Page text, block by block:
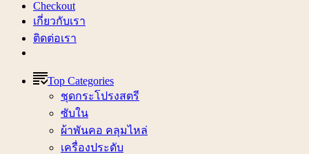
Checkout
เกี่ยวกับเรา
ติดต่อเรา
Top Categories
ชุดกระโปรงสตรี
ซับใน
ผ้าพันคอ คลุมไหล่
เครื่องประดับ